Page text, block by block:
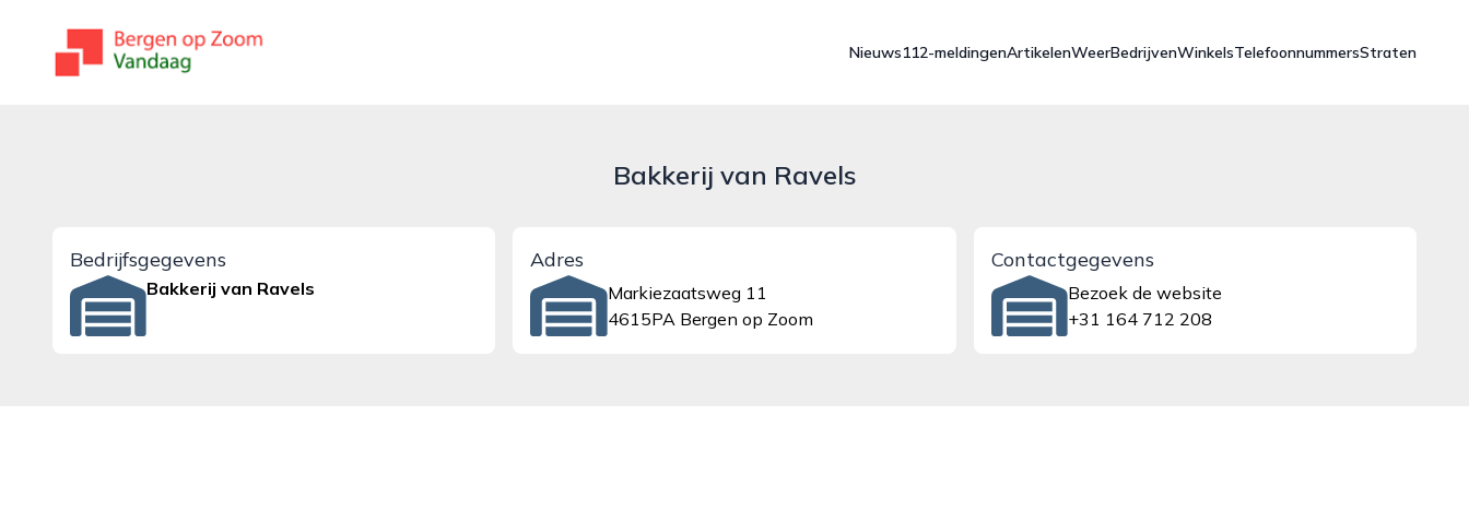
bergenopzoomvandaag.nl
Nieuws112-meldingenArtikelenWeerBedrijvenWinkelsTelefoonnummersStraten
Bakkerij van Ravels
Bedrijfsgegevens
Bakkerij van Ravels
Adres
Markiezaatsweg 11
4615PA Bergen op Zoom
Contactgegevens
Bezoek de website
+31 164 712 208